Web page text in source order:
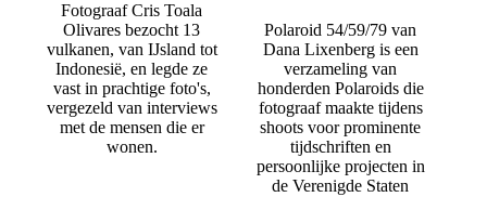
Fotograaf Cris Toala
Olivares bezocht 13
vulkanen, van IJsland tot
Indonesië, en legde ze
vast in prachtige foto's,
vergezeld van interviews
met de mensen die er
wonen.
Polaroid 54/59/79 van
Dana Lixenberg is een
verzameling van
honderden Polaroids die
fotograaf maakte tijdens
shoots voor prominente
tijdschriften en
persoonlijke projecten in
de Verenigde Staten